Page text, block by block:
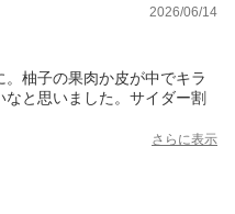
2026/06/14
柚子の果肉か皮が中でキラ
と思いました。サイダー割
橘系は酸っぱくて苦手、蜂蜜
だきましたが、甘さはしっか
はなく、入っていると言わ
に柚子はしっかりと感じま
さらに表示